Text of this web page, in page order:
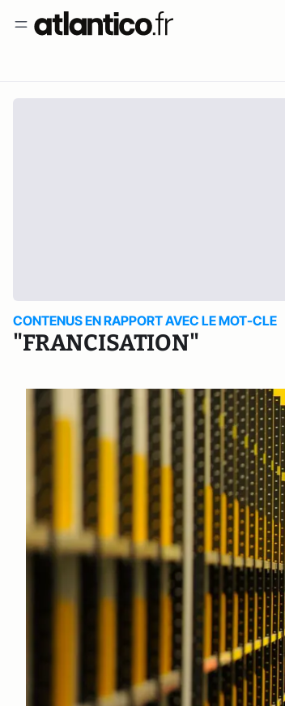
CONTENUS EN RAPPORT AVEC LE MOT-CLE
"FRANCISATION"